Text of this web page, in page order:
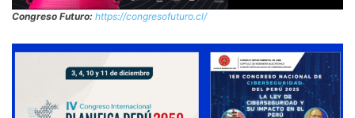
Congreso Futuro: https://congresofuturo.cl/